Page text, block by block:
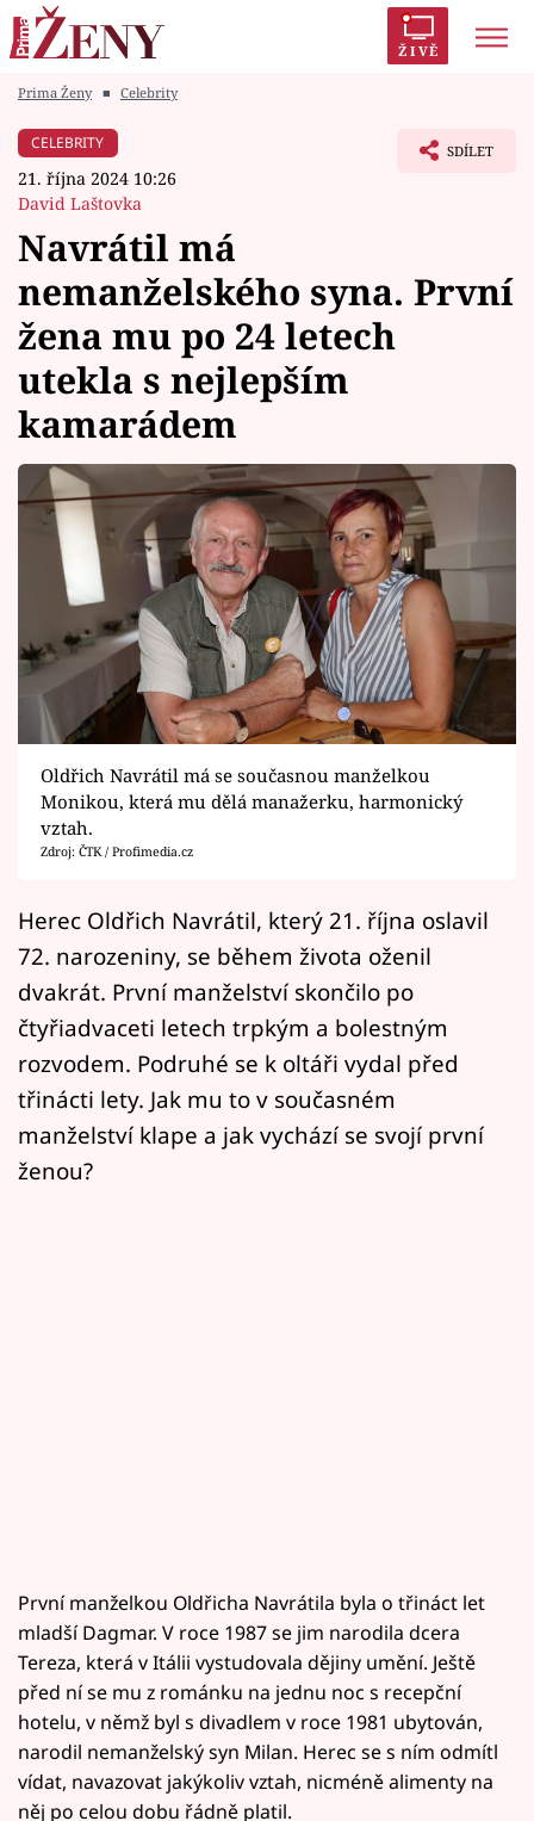
ŽIVĚ
Módní alarm
Témata
Celebrity
Vztahy
Seriály
Horoskopy
Sledujte prima+
Filmový festival Karlovy Vary
Pořady
Mámy sobě
Přihlášení
Sledujte nás
Prima Ženy ■ Celebrity
CELEBRITY
21. října 2024 10:26
David Laštovka
SDÍLET
Navrátil má
nemanželského syna. První
žena mu po 24 letech
utekla s nejlepším
kamarádem
Oldřich Navrátil má se současnou manželkou
Monikou, která mu dělá manažerku, harmonický
vztah.
Zdroj: ČTK / Profimedia.cz
Herec Oldřich Navrátil, který 21. října oslavil
72. narozeniny, se během života oženil
dvakrát. První manželství skončilo po
čtyřiadvaceti letech trpkým a bolestným
rozvodem. Podruhé se k oltáři vydal před
třinácti lety. Jak mu to v současném
manželství klape a jak vychází se svojí první
ženou?
První manželkou Oldřicha Navrátila byla o třináct let
mladší Dagmar. V roce 1987 se jim narodila dcera
Tereza, která v Itálii vystudovala dějiny umění. Ještě
před ní se mu z románku na jednu noc s recepční
hotelu, v němž byl s divadlem v roce 1981 ubytován,
narodil nemanželský syn Milan. Herec se s ním odmítl
vídat, navazovat jakýkoliv vztah, nicméně alimenty na
něj po celou dobu řádně platil.